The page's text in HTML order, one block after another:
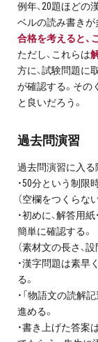
受
例年、20題ほどの
ベルの読み書きが
合格を考えると、
ただし、これらは
方に、試験問題に
が確認する。その
と良いだろう。
過去問演習
過去問演習に入る
・50分という制限
（空欄をつくらない
・初めに、解答用
簡単に確認する。
（素材文の長さ、
・漢字問題は素早
る。
・「物語文の読解
進める。
・書き上げた答案